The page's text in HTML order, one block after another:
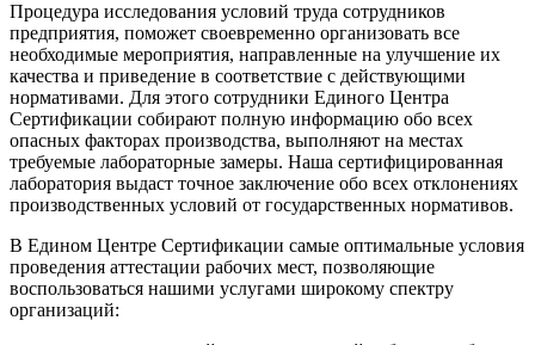
Процедура исследования условий труда сотрудников
предприятия, поможет своевременно организовать все
необходимые мероприятия, направленные на улучшение их
качества и приведение в соответствие с действующими
нормативами. Для этого сотрудники Единого Центра
Сертификации собирают полную информацию обо всех
опасных факторах производства, выполняют на местах
требуемые лабораторные замеры. Наша сертифицированная
лаборатория выдаст точное заключение обо всех отклонениях
производственных условий от государственных нормативов.
В Едином Центре Сертификации самые оптимальные условия
проведения аттестации рабочих мест, позволяющие
воспользоваться нашими услугами широкому спектру
организаций: